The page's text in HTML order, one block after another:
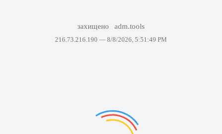
захищено adm.tools
216.73.216.190 — 8/8/2026, 5:51:49 PM